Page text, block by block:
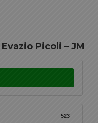
Picoli – JM
523